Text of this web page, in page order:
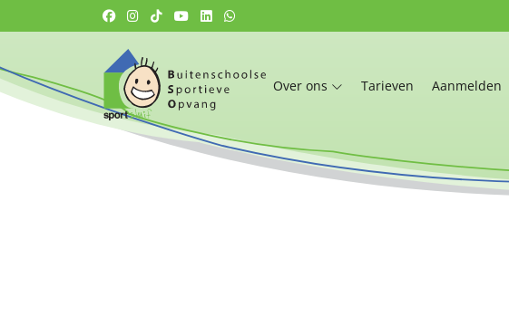
Over ons Tarieven Aanmelden